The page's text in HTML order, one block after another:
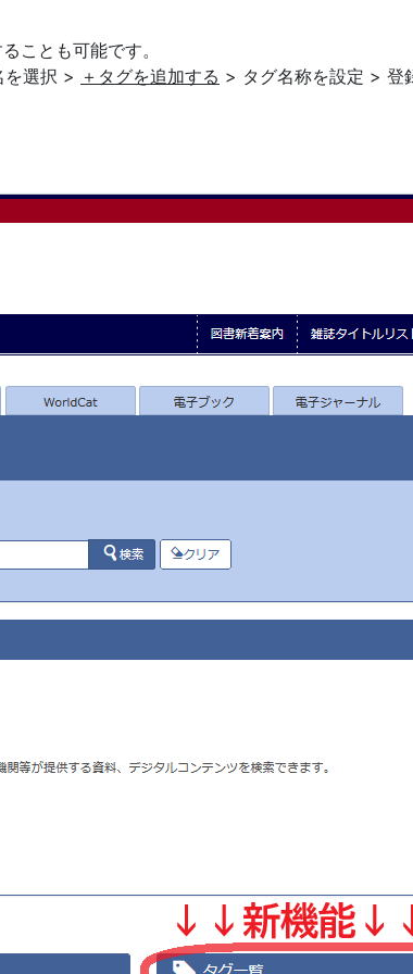
ことも可能です。
選択 > ＋タグを追加する > タグ名称を設定 > 登